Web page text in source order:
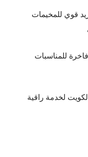
قوي للمخيمات
للمناسبات
لخدمة راقية